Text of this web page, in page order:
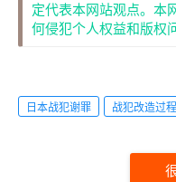
定代表本网站观点。本
何侵犯个人权益和版权
日本战犯谢罪 战犯改造过程